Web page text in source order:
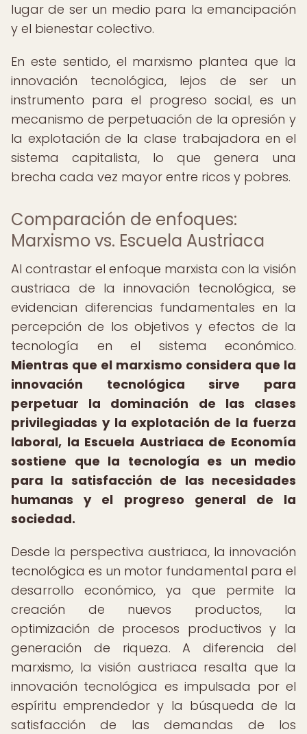
lugar de ser un medio para la emancipación
y el bienestar colectivo.
En este sentido, el marxismo plantea que la
innovación tecnológica, lejos de ser un
instrumento para el progreso social, es un
mecanismo de perpetuación de la opresión y
la explotación de la clase trabajadora en el
sistema capitalista, lo que genera una
brecha cada vez mayor entre ricos y pobres.
Comparación de enfoques:
Marxismo vs. Escuela Austriaca
Al contrastar el enfoque marxista con la visión
austriaca de la innovación tecnológica, se
evidencian diferencias fundamentales en la
percepción de los objetivos y efectos de la
tecnología en el sistema económico.
Mientras que el marxismo considera que la
innovación tecnológica sirve para
perpetuar la dominación de las clases
privilegiadas y la explotación de la fuerza
laboral, la Escuela Austriaca de Economía
sostiene que la tecnología es un medio
para la satisfacción de las necesidades
humanas y el progreso general de la
sociedad.
Desde la perspectiva austriaca, la innovación
tecnológica es un motor fundamental para el
desarrollo económico, ya que permite la
creación de nuevos productos, la
optimización de procesos productivos y la
generación de riqueza. A diferencia del
marxismo, la visión austriaca resalta que la
innovación tecnológica es impulsada por el
espíritu emprendedor y la búsqueda de la
satisfacción de las demandas de los